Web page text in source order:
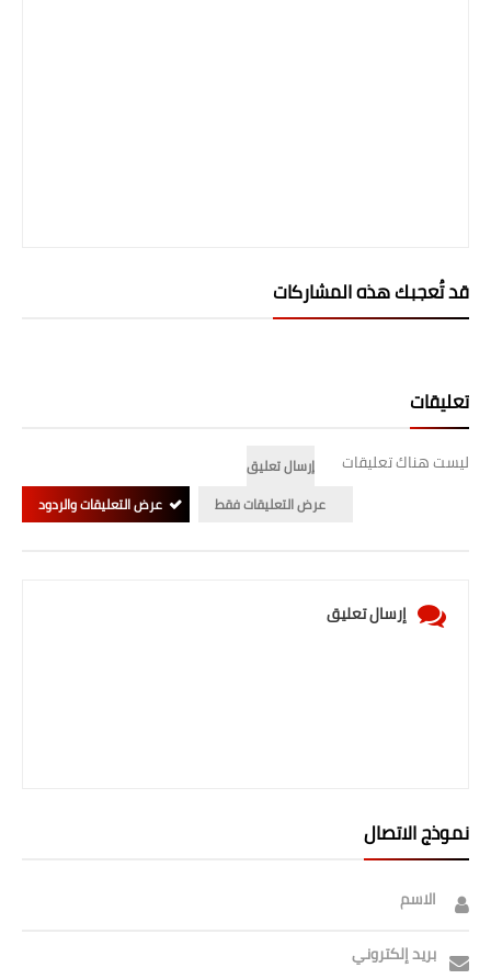
قد تُعجبك هذه المشاركات
تعليقات
ليست هناك تعليقات
إرسال تعليق
عرض التعليقات فقط
عرض التعليقات والردود
إرسال تعليق
نموذج الاتصال
الاسم
بريد إلكتروني